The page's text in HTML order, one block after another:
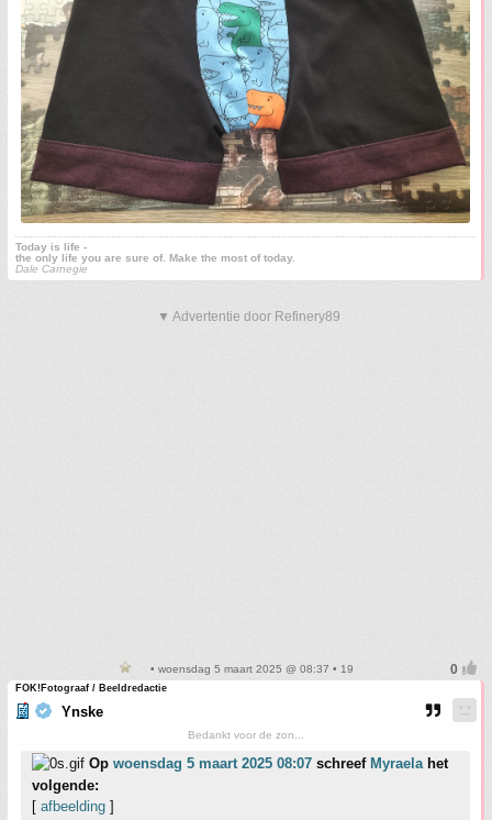
Today is life -
the only life you are sure of. Make the most of today.
Dale Carnegie
▼ Advertentie door Refinery89
• woensdag 5 maart 2025 @ 08:37 • 19
FOK!Fotograaf / Beeldredactie
Ynske
Bedankt voor de zon...
Op woensdag 5 maart 2025 08:07 schreef Myraela het
volgende:
[ afbeelding ]